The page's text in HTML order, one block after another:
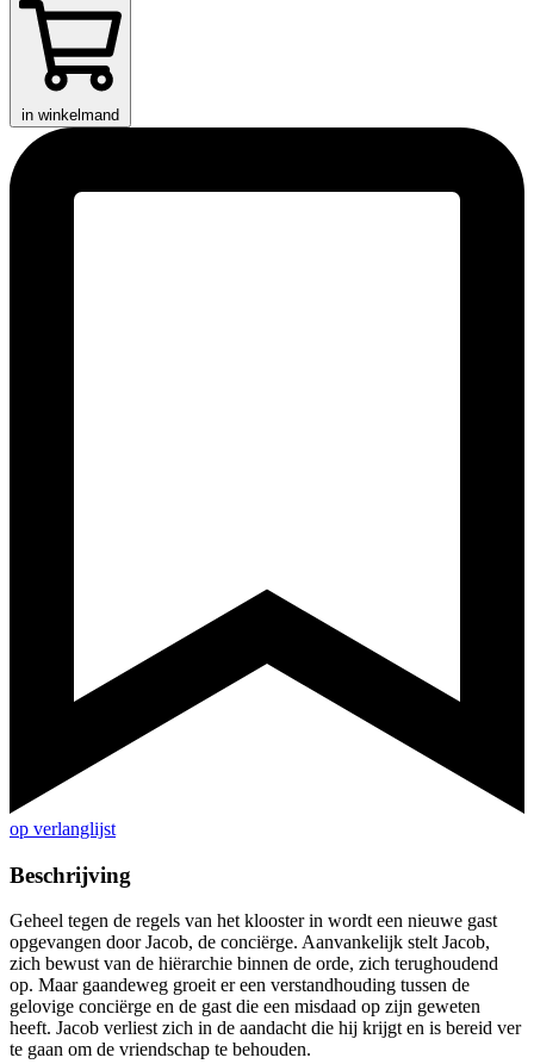
in winkelmand
op verlanglijst
Beschrijving
Geheel tegen de regels van het klooster in wordt een nieuwe gast
opgevangen door Jacob, de conciërge. Aanvankelijk stelt Jacob,
zich bewust van de hiërarchie binnen de orde, zich terughoudend
op. Maar gaandeweg groeit er een verstandhouding tussen de
gelovige conciërge en de gast die een misdaad op zijn geweten
heeft. Jacob verliest zich in de aandacht die hij krijgt en is bereid ver
te gaan om de vriendschap te behouden.